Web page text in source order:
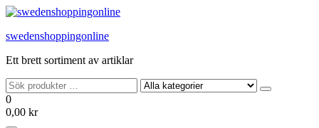
Hoppa
innehållet
swedenshoppingonline
Ett brett sortiment av artiklar
0
0,00 kr